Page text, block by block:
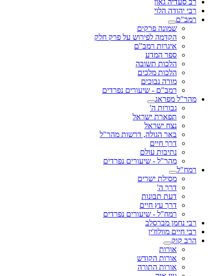
רב סעדיה גאון
רבי יהודה הלוי
רמב"ם
שמונה פרקים
הקדמה לפירוש על פרק חלק
איגרות רמב"ם
ספר המדע
הלכות תשובה
הלכות מלכים
מורה נבוכים
רמב"ם - שיעורים נפרדים
מהר"ל מפראג
גבורות ה'
תפארת ישראל
נצח ישראל
באר הגולה, דרשות מהר"ל
דרך חיים
נתיבות עולם
מהר"ל - שיעורים נפרדים
רמח"ל
מסילת ישרים
דרך ה'
דעת תבונות
דרך עץ חיים
רמח"ל - שיעורים נפרדים
רבי נחמן מברסלב
רבי חיים מוולוז'ין
הרב קוק
אורות
אורות הקודש
אורות התורה